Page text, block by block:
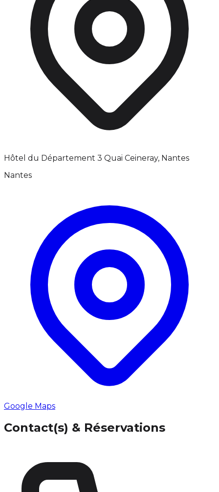
Hôtel du Département 3 Quai Ceineray, Nantes
Nantes
Google Maps
Contact(s) & Réservations